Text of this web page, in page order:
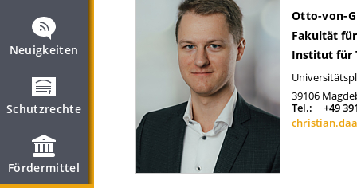
Neuigkeiten
Schutzrechte
Fördermittel
Otto-von-
Fakultät
Institut für
39106
Tel.:
+49